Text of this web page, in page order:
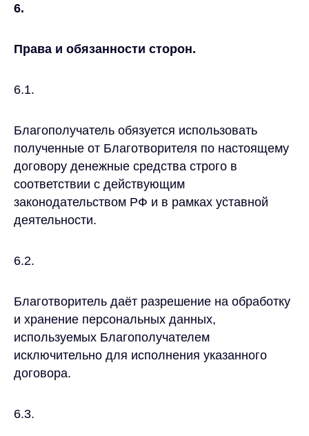
6.
Права и обязанности сторон.
6.1.
Благополучатель обязуется использовать
полученные от Благотворителя по настоящему
договору денежные средства строго в
соответствии с действующим
законодательством РФ и в рамках уставной
деятельности.
6.2.
Благотворитель даёт разрешение на обработку
и хранение персональных данных,
используемых Благополучателем
исключительно для исполнения указанного
договора.
6.3.